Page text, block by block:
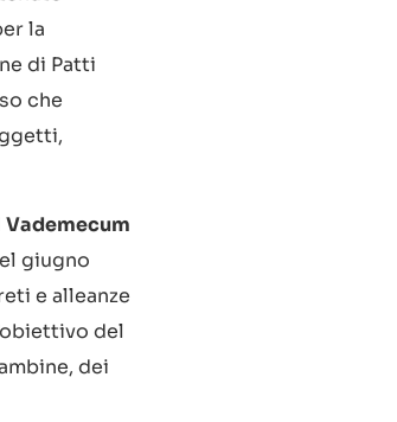
la
di Patti
che
Vademecum
giugno
e alleanze
del
dei